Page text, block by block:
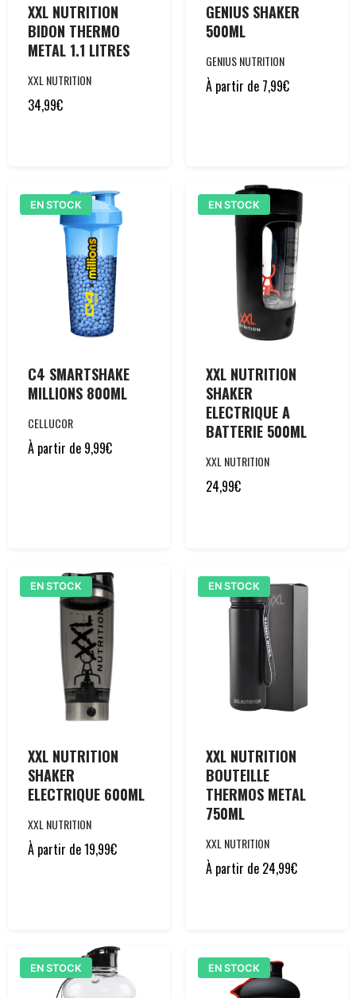
XXL NUTRITION
BIDON THERMO
METAL 1.1 LITRES
XXL NUTRITION
34,99€
GENIUS SHAKER
500ML
GENIUS NUTRITION
À partir de 7,99€
EN STOCK
C4 SMARTSHAKE
MILLIONS 800ML
CELLUCOR
À partir de 9,99€
EN STOCK
XXL NUTRITION
SHAKER
ELECTRIQUE A
BATTERIE 500ML
XXL NUTRITION
24,99€
EN STOCK
XXL NUTRITION
SHAKER
ELECTRIQUE 600ML
XXL NUTRITION
À partir de19,99€
EN STOCK
XXL NUTRITION
BOUTEILLE
THERMOS METAL
750ML
XXL NUTRITION
À partir de 24,99€
EN STOCK EN STOCK